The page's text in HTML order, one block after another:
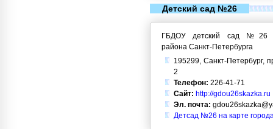
Детский сад №26
ГБДОУ детский сад №26
района Санкт-Петербурга
195299, Санкт-Петербург,
2
Телефон: 226-41-71
Сайт: http://gdou26skazka.ru
Эл. почта:
Детсад №26 на карте